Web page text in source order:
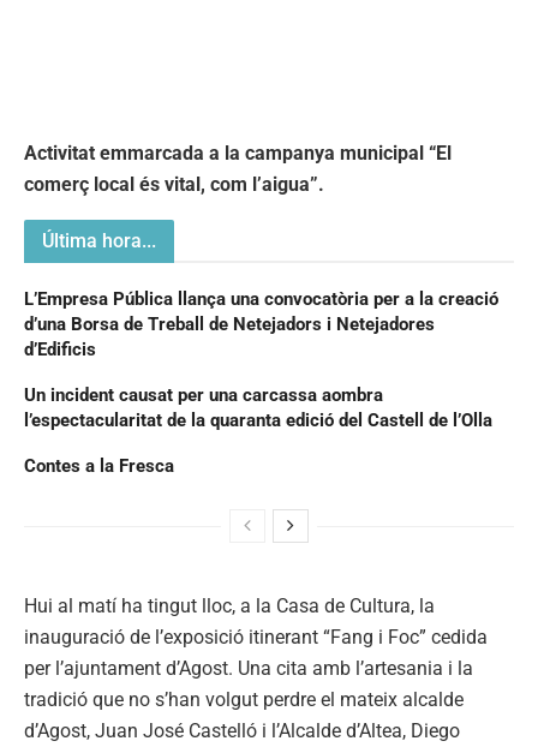
Activitat emmarcada a la campanya municipal “El
comerç local és vital, com l’aigua”.
Última hora...
L’Empresa Pública llança una convocatòria per a la creació
d’una Borsa de Treball de Netejadors i Netejadores
d’Edificis
Un incident causat per una carcassa aombra
l’espectacularitat de la quaranta edició del Castell de l’Olla
Contes a la Fresca
Hui al matí ha tingut lloc, a la Casa de Cultura, la
inauguració de l’exposició itinerant “Fang i Foc” cedida
per l’ajuntament d’Agost. Una cita amb l’artesania i la
tradició que no s’han volgut perdre el mateix alcalde
d’Agost, Juan José Castelló i l’Alcalde d’Altea, Diego